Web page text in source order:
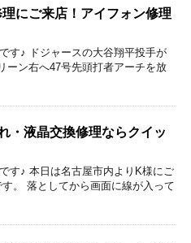
にご来店！アイフォン修理
す♪ ドジャースの大谷翔平投手が
ーン右へ47号先頭打者アーチを放
・液晶交換修理ならクイッ
す♪ 本日は名古屋市内よりK様にご
。 落としてから画面に線が入って